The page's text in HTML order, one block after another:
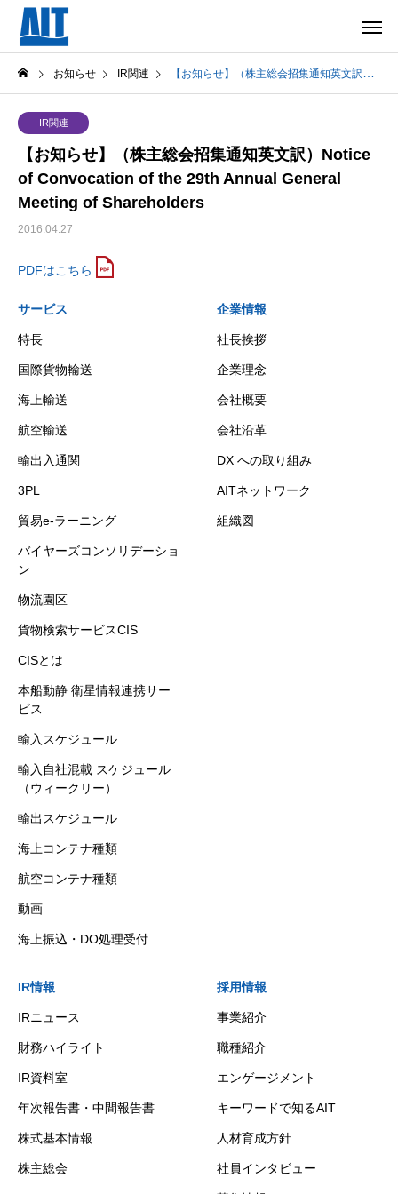
お知らせ IR関連 【お知らせ】（株主総会招集通知英文訳）Notice of Convocation of the 29th Annual General Meeting of Shareholders
IR関連
【お知らせ】（株主総会招集通知英文訳）Notice
of Convocation of the 29th Annual General
Meeting of Shareholders
2016.04.27
PDFはこちら
サービス
特長
国際貨物輸送
海上輸送
航空輸送
輸出入通関
3PL
貿易e-ラーニング
バイヤーズコンソリデーショ
ン
物流園区
貨物検索サービスCIS
CISとは
本船動静 衛星情報連携サー
ビス
輸入スケジュール
輸入自社混載 スケジュール
（ウィークリー）
輸出スケジュール
海上コンテナ種類
航空コンテナ種類
動画
海上振込・DO処理受付
企業情報
社長挨拶
企業理念
会社概要
会社沿革
DX への取り組み
AITネットワーク
組織図
IR情報
IRニュース
財務ハイライト
IR資料室
年次報告書・中間報告書
株式基本情報
株主総会
採用情報
事業紹介
職種紹介
エンゲージメント
キーワードで知るAIT
人材育成方針
社員インタビュー